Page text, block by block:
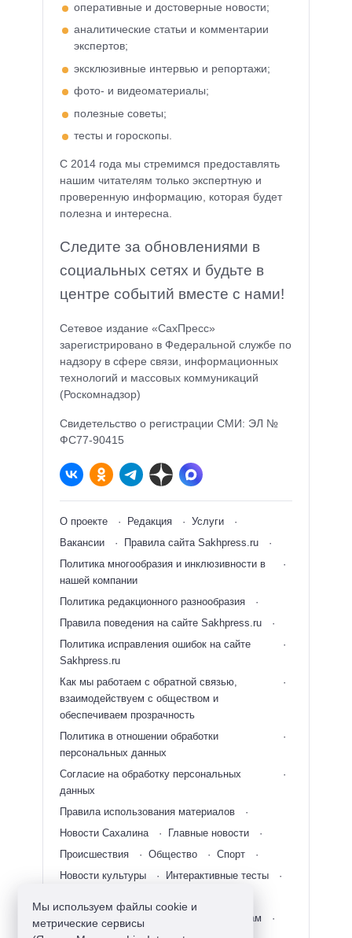
оперативные и достоверные новости;
аналитические статьи и комментарии
экспертов;
эксклюзивные интервью и репортажи;
фото- и видеоматериалы;
полезные советы;
тесты и гороскопы.
С 2014 года мы стремимся предоставлять
нашим читателям только экспертную и
проверенную информацию, которая будет
полезна и интересна.
Следите за обновлениями в
социальных сетях и будьте в
центре событий вместе с нами!
Сетевое издание «СахПресс»
зарегистрировано в Федеральной службе по
надзору в сфере связи, информационных
технологий и массовых коммуникаций
(Роскомнадзор)
Свидетельство о регистрации СМИ: ЭЛ №
ФС77-90415
О проекте Редакция
Услуги
Вакансии
Правила сайта Sakhpress.ru
Политика многообразия и инклюзивности в
нашей компании
Политика редакционного разнообразия
Правила поведения на сайте Sakhpress.ru
Политика исправления ошибок на сайте
Sakhpress.ru
Как мы работаем с обратной связью,
взаимодействуем с обществом и
обеспечиваем прозрачность
Политика в отношении обработки
персональных данных
Согласие на обработку персональных
данных
Правила использования материалов
Новости Сахалина
Главные новости
Происшествия
Общество
Спорт
Новости культуры
Интерактивные тесты
Новости Сахалинской области по городам
Мы используем файлы cookie и
метрические сервисы